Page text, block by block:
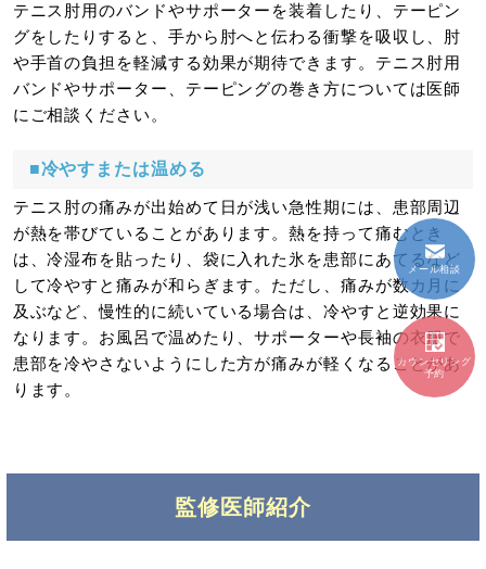
テニス肘用のバンドやサポーターを装着したり、テーピン
グをしたりすると、手から肘へと伝わる衝撃を吸収し、肘
や手首の負担を軽減する効果が期待できます。テニス肘用
バンドやサポーター、テーピングの巻き方については医師
にご相談ください。
■冷やすまたは温める
テニス肘の痛みが出始めて日が浅い急性期には、患部周辺
が熱を帯びていることがあります。熱を持って痛むとき
は、冷湿布を貼ったり、袋に入れた氷を患部にあてるなど
して冷やすと痛みが和らぎます。ただし、痛みが数カ月に
及ぶなど、慢性的に続いている場合は、冷やすと逆効果に
なります。お風呂で温めたり、サポーターや長袖の衣服で
患部を冷やさないようにした方が痛みが軽くなることがあ
ります。
監修医師紹介
メール相談
カウンセリング
予約